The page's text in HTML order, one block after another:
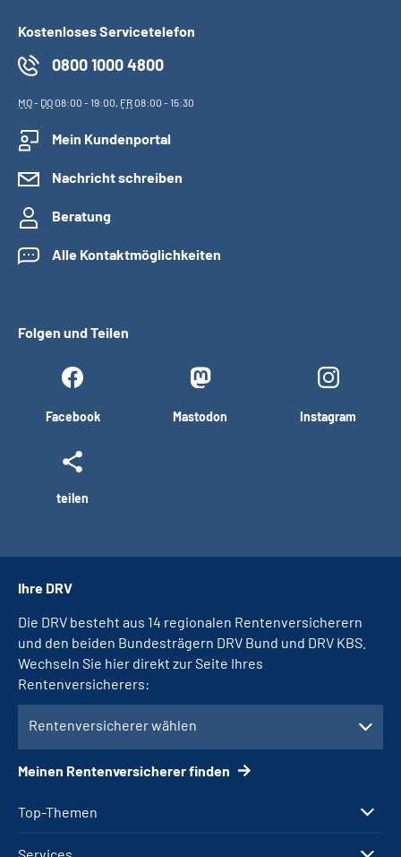
Kostenloses Servicetelefon
0800 1000 4800
MO- DO08:00 - 19:00, FR08:00 - 15:30
Mein Kundenportal
Nachricht schreiben
Beratung
Alle Kontaktmöglichkeiten
Folgen und Teilen
Facebook Mastodon Instagram
teilen
Top-Themen
Ihre DRV
Die DRV besteht aus 14 regionalen Rentenversicherern
und den beiden Bundesträgern DRV Bund und DRV KBS.
Wechseln Sie hier direkt zur Seite Ihres
Rentenversicherers:
Rentenversicherer wählen
Meinen Rentenversicherer finden